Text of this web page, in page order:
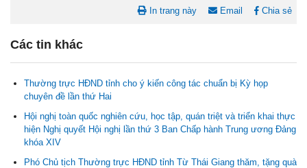
In trang này Email Chia sẻ
Các tin khác
Thường trực HĐND tỉnh cho ý kiến công tác chuẩn bị Kỳ họp
chuyên đề lần thứ Hai
Hội nghị toàn quốc nghiên cứu, học tập, quán triệt và triển khai thực
hiện Nghị quyết Hội nghị lần thứ 3 Ban Chấp hành Trung ương Đảng
khóa XIV
Phó Chủ tịch Thường trực HĐND tỉnh Từ Thái Giang thăm, tặng quà
Nghị quyết Cho ý kiến về cam kết bố trí nguồn vốn đối ứng ngân
sách địa phương để thực hiện Dự án Xây dựng Trụ sở làm...
Nghị quyết về việc phân bổ kế hoạch vốn đầu tư phát triển được